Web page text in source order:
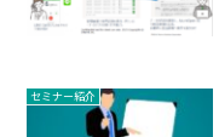
セミナー紹介